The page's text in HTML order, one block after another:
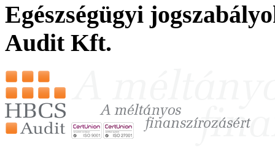
Egészségügyi
Audit Kft.